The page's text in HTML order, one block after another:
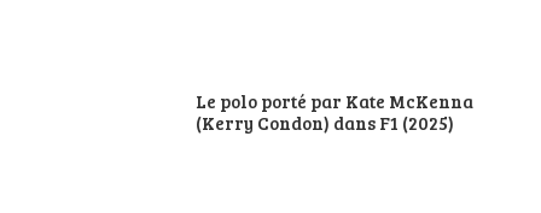
Le polo porté par Kate McKenna
(Kerry Condon) dans F1 (2025)